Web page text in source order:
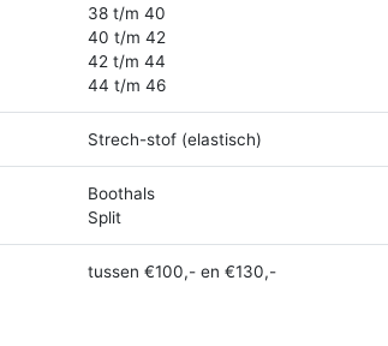
38 t/m 40
40 t/m 42
42 t/m 44
44 t/m 46
Strech-stof (elastisch)
Boothals
Split
tussen €100,- en €130,-